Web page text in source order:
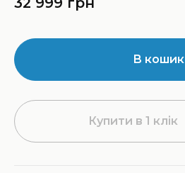
В кошик
Купити в 1 клік